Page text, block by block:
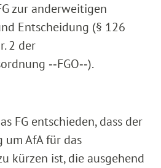
zur anderweitigen
Entscheidung (§ 126
2 der
‑‑FGO‑‑).
FG entschieden, dass der
um AfA für das
kürzen ist, die ausgehend